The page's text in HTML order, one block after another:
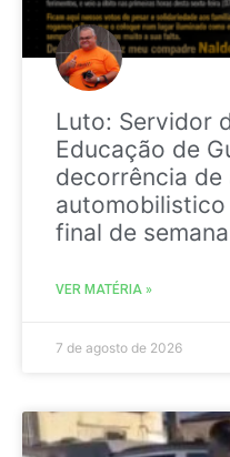
Luto: Servidor
Educação de
decorrência de
final de semana
VER MATÉRIA »
7 de agosto de 2026